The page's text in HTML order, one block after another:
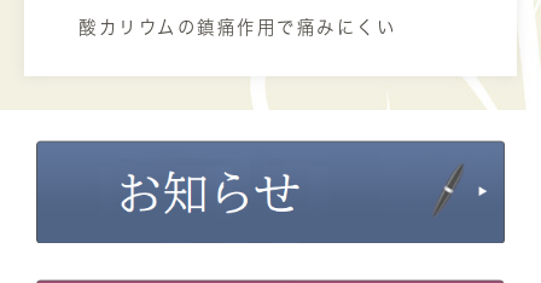
酸カリウムの鎮痛作用で痛みにくい